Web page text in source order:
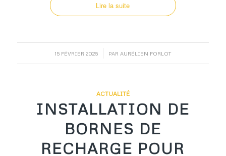
Lire la suite
15 FÉVRIER 2025
/ PAR AURÉLIEN FORLOT
ACTUALITÉ
INSTALLATION DE
BORNES DE
RECHARGE POUR